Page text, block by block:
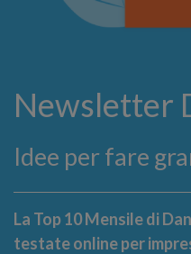
Newsletter
Idee per fare
La Top 10 Mensile di
testate online per